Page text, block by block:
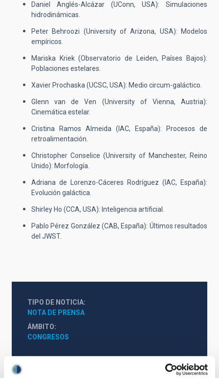
Daniel Anglés-Alcázar (UConn, USA): Simulaciones
hidrodinámicas.
Peter Behroozi (University of Arizona, USA): Modelos
empíricos.
Mariska Kriek (Observatorio de Leiden, Países Bajos):
Poblaciones estelares.
Xavier Prochaska (UCSC, USA): Medio circum-galáctico.
Glenn van de Ven (University of Vienna, Austria):
Cinemática estelar.
Cristina Ramos Almeida (IAC, España): Procesos de
retroalimentación.
Christopher Conselice (University of Manchester, Reino
Unido): Morfología.
Adriana de Lorenzo-Cáceres Rodríguez (IAC, España):
Evolución galáctica.
Shirley Ho (CCA, USA): Inteligencia artificial.
Pablo Pérez González (CAB, España): Últimos resultados
del JWST.
TIPO DE NOTICIA
NOTA DE PRENSA
ÁMBITO
CONGRESOS